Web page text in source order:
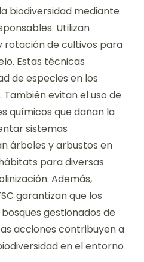
biodiversidad mediante
Utilizan
rotación de cultivos para
Estas técnicas
de especies en los
evitan el uso de
químicos que dañan la
sistemas
árboles y arbustos en
para diversas
Además,
garantizan que los
gestionados de
acciones contribuyen a
en el entorno